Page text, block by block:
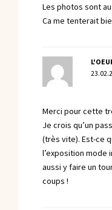
Les photos sont
Ca me tenterait
Merci pour cette
Je crois qu’un
(très vite). Est-ce
l’exposition mode
aussi y faire un
coups !